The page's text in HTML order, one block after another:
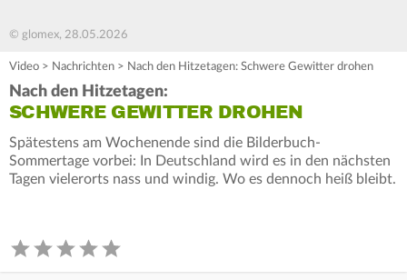
© glomex, 28.05.2026
Video > Nachrichten > Nach den Hitzetagen: Schwere Gewitter drohen
Nach den Hitzetagen:
SCHWERE GEWITTER DROHEN
Spätestens am Wochenende sind die Bilderbuch-
Sommertage vorbei: In Deutschland wird es in den nächsten
Tagen vielerorts nass und windig. Wo es dennoch heiß bleibt.